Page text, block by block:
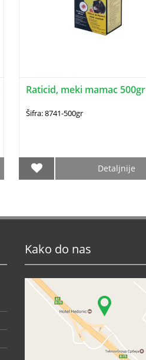
Raticid, meki mamac 500gr
Šifra: 8741-500gr
Detaljnije
Kako do nas